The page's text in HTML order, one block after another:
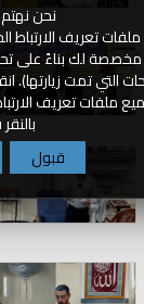
نحن
تعريف الارتباط
مخصصة لك بناءً على
التي تمت زيارتها).
ملفات تعريف
قبول